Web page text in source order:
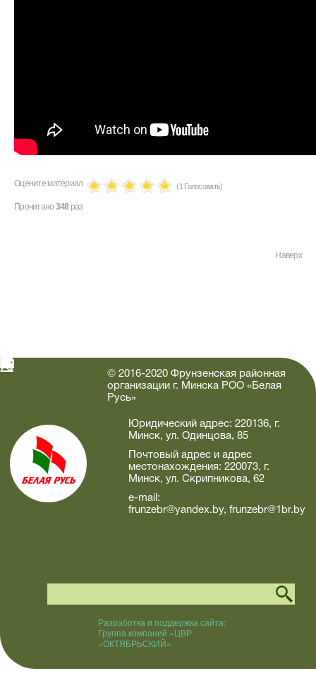
Оцените материал (1 Голосовать)
Прочитано 348раз
Наверх
© 2016-2020 Фрунзенская районная
организации г. Минска РОО «Белая
Русь»
Юридический адрес: 220136, г.
Минск, ул. Одинцова, 85
Почтовый адрес и адрес
местонахождения: 220073, г.
Минск, ул. Скрипникова, 62
e-mail:
frunzebr@yandex.by, frunzebr@1br.by
Разработка и поддержка сайта:
Группа компаний «ЦВР
«ОКТЯБРЬСКИЙ»